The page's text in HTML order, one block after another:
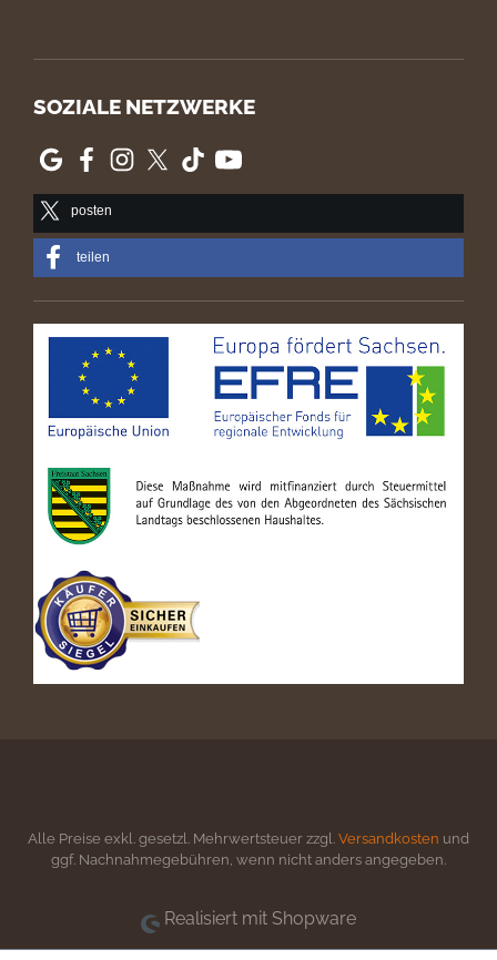
SOZIALE NETZWERKE
posten
teilen
Alle Preise exkl. gesetzl. Mehrwertsteuer zzgl. Versandkosten und
ggf. Nachnahmegebühren, wenn nicht anders angegeben.
Realisiert mit Shopware